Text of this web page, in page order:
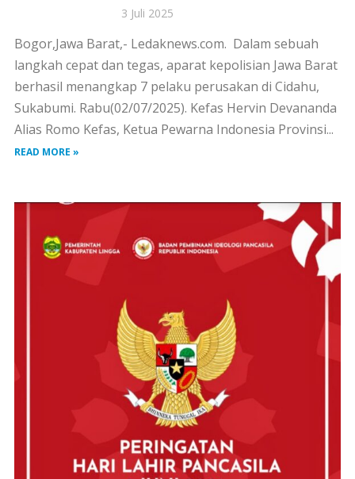
3 Juli 2025
Bogor,Jawa Barat,- Ledaknews.com. Dalam sebuah
langkah cepat dan tegas, aparat kepolisian Jawa Barat
berhasil menangkap 7 pelaku perusakan di Cidahu,
Sukabumi. Rabu(02/07/2025). Kefas Hervin Devananda
Alias Romo Kefas, Ketua Pewarna Indonesia Provinsi...
READ MORE »